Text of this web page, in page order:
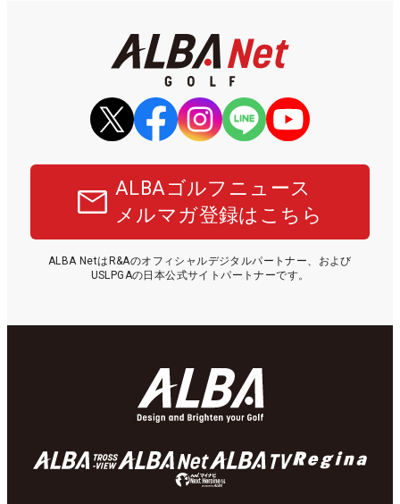
ALBAゴルフニュース
メルマガ登録はこちら
ALBA NetはR&Aのオフィシャルデジタルパートナー、および
USLPGAの日本公式サイトパートナーです。